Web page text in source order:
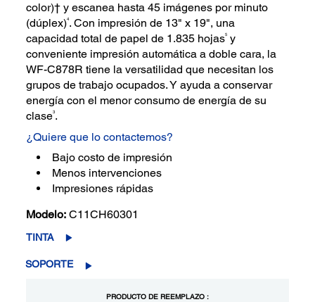
color)† y escanea hasta 45 imágenes por minuto
(dúplex)4. Con impresión de 13" x 19", una
capacidad total de papel de 1.835 hojas5 y
conveniente impresión automática a doble cara, la
WF-C878R tiene la versatilidad que necesitan los
grupos de trabajo ocupados. Y ayuda a conservar
energía con el menor consumo de energía de su
clase3.
¿Quiere que lo contactemos?
Bajo costo de impresión
Menos intervenciones
Impresiones rápidas
Modelo: C11CH60301
TINTA
SOPORTE
PRODUCTO DE REEMPLAZO :